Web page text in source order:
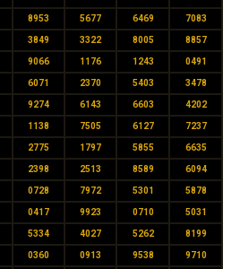
8953 5677 6469 7083
3849 3322 8005 8857
9066 1176 1243 0491
6071 2370 5403 3478
9274 6143 6603 4202
1138 7505 6127 7237
2775 1797 5855 6635
2398 2513 8589 6094
0728 7972 5301 5878
0417 9923 0710 5031
5334 4027 5262 8199
0360 0913 9538 9710